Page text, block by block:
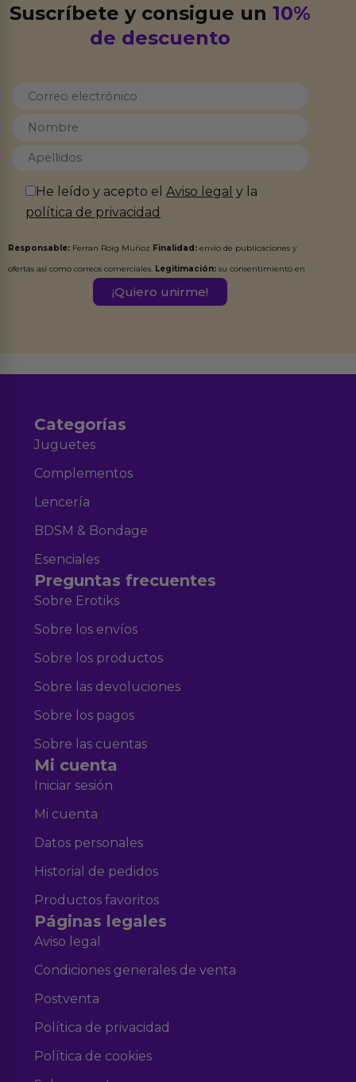
Suscríbete y consigue un10%
de descuento
He leído y acepto elAviso legal y la
política de privacidad
Responsable: Ferran Roig Muñoz Finalidad: envío de publicaciones y
ofertas así como correos comerciales. Legitimación: su consentimiento en
Destinatarios:Ferran Roig Muñoz. Podrás ejercer tus
Categorías
Juguetes
Complementos
Lencería
BDSM & Bondage
Esenciales
Preguntas frecuentes
Sobre Erotiks
Sobre los envíos
Sobre los productos
Sobre las devoluciones
Sobre los pagos
Sobre las cuentas
Mi cuenta
Iniciar sesión
Mi cuenta
Datos personales
Historial de pedidos
Productos favoritos
Páginas legales
Aviso legal
Condiciones generales de venta
Postventa
Política de privacidad
Política de cookies